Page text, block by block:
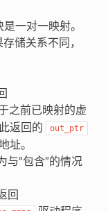
一对一映射。
储关系不同，
之前已映射的虚
返回的
out_ptr
址。
与“包含”的情况
回